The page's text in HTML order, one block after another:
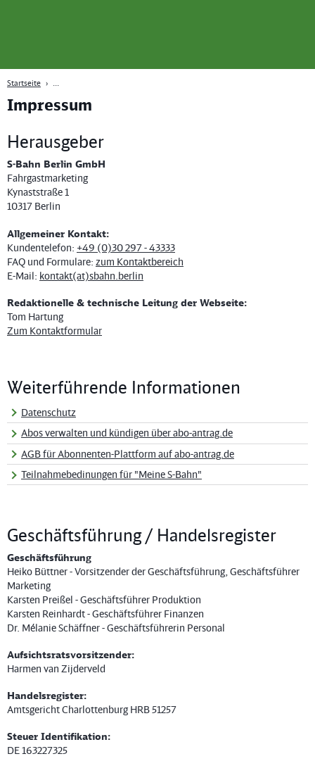
Startseite
Impressum
Herausgeber
S-Bahn Berlin GmbH
Fahrgastmarketing
Kynaststraße 1
10317 Berlin
Allgemeiner Kontakt:
Kundentelefon: +49 (0)30 297 - 43333
FAQ und Formulare: zum Kontaktbereich
E-Mail: kontakt(at)sbahn.berlin
Redaktionelle & technische Leitung der Webseite:
Tom Hartung
Zum Kontaktformular
Weiterführende Informationen
Datenschutz
Abos verwalten und kündigen über abo-antrag.de
AGB für Abonnenten-Plattform auf abo-antrag.de
Teilnahmebedinungen für "Meine S-Bahn"
Geschäftsführung / Handelsregister
Geschäftsführung
Heiko Büttner - Vorsitzender der Geschäftsführung, Geschäftsführer
Marketing
Karsten Preißel - Geschäftsführer Produktion
Karsten Reinhardt - Geschäftsführer Finanzen
Dr. Mélanie Schäffner - Geschäftsführerin Personal
Aufsichtsratsvorsitzender:
Harmen van Zijderveld
Handelsregister:
Amtsgericht Charlottenburg HRB 51257
Steuer Identifikation:
DE 163227325